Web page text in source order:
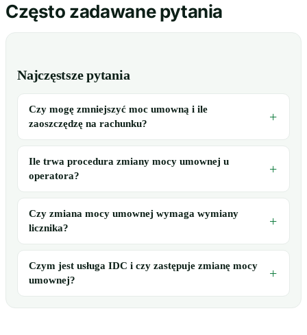
Często zadawane pytania
Najczęstsze pytania
Czy mogę zmniejszyć moc umowną i ile
zaoszczędzę na rachunku?
Ile trwa procedura zmiany mocy umownej u
operatora?
Czy zmiana mocy umownej wymaga wymiany
licznika?
Czym jest usługa IDC i czy zastępuje zmianę mocy
umownej?